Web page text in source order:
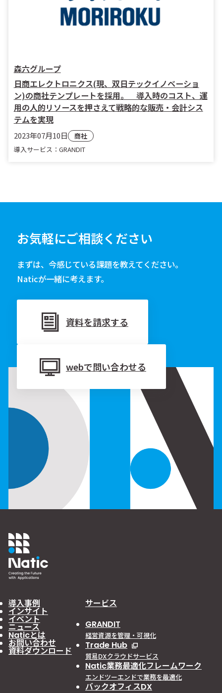
森六グループ
日商エレクトロニクス(現、双日テックイノベーショ
ン)の商社テンプレートを採用。 導入時のコスト、運
用の人的リソースを押さえて戦略的な販売・会計シス
テムを実現
2023年07月10日
商社
導入サービス：GRANDIT
お気軽にご相談ください
まずは、今感じている課題を教えてください。
Naticが一緒に考えます。
資料を請求する
webで問い合わせる
導入事例
インサイト
イベント
ニュース
Naticとは
お問い合わせ
資料ダウンロード
サービス
GRANDIT
経営資源を管理・可視化
Trade Hub
貿易DXクラウドサービス
Natic業務最適化フレームワーク
エンドツーエンドで業務を最適化
バックオフィスDX